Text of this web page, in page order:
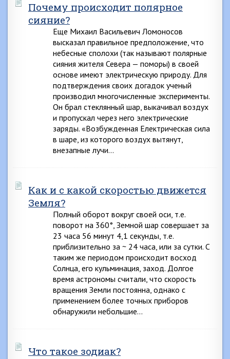
Почему происходит полярное
сияние?
Еще Михаил Васильевич Ломоносов
высказал правильное предположение, что
небесные сполохи (так называют полярные
сияния жителя Севера — поморы) в своей
основе имеют электрическую природу. Для
подтверждения своих догадок ученый
производил многочисленные эксперименты.
Он брал стеклянный шар, выкачивал воздух
и пропускал через него электрические
заряды. «Возбужденная Електрическая сила
в шаре, из которого воздух вытянут,
внезапные лучи…
Как и с какой скоростью движется
Земля?
Полный оборот вокруг своей оси, т.е.
поворот на 360°, Земной шар совершает за
23 часа 56 минут 4,1 секунды, т.е.
приблизительно за ~ 24 часа, или за сутки. С
таким же периодом происходит восход
Солнца, его кульминация, заход. Долгое
время астрономы считали, что скорость
вращения Земли постоянна, однако с
применением более точных приборов
обнаружили небольшие…
Что такое зодиак?